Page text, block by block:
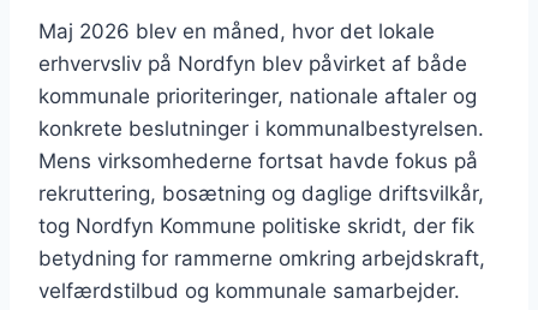
Maj 2026 blev en måned, hvor det lokale
erhvervsliv på Nordfyn blev påvirket af både
kommunale prioriteringer, nationale aftaler og
konkrete beslutninger i kommunalbestyrelsen.
Mens virksomhederne fortsat havde fokus på
rekruttering, bosætning og daglige driftsvilkår,
tog Nordfyn Kommune politiske skridt, der fik
betydning for rammerne omkring arbejdskraft,
velfærdstilbud og kommunale samarbejder.